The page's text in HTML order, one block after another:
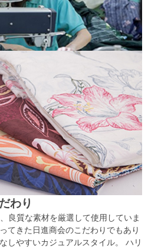
わり
良質な素材を厳選して使用していま
てきた日進商会のこだわりでもあり
しやすいカジュアルスタイル。 ハリ